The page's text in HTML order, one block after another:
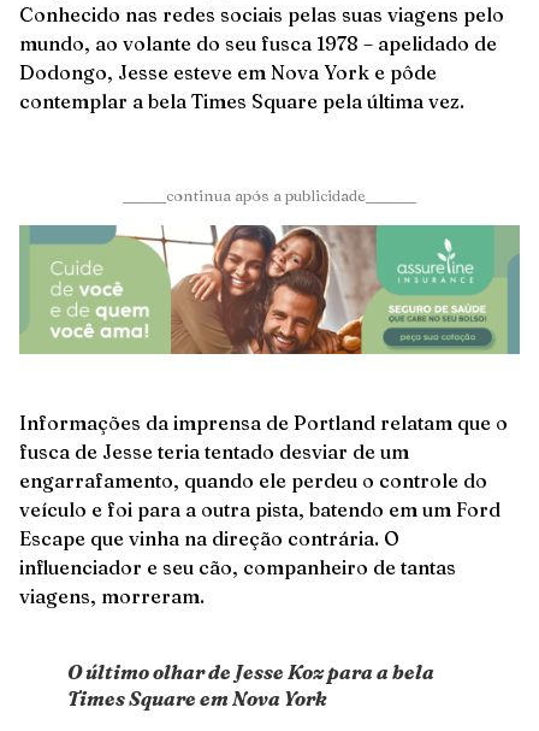
Conhecido nas redes sociais pelas suas viagens pelo
mundo, ao volante do seu fusca 1978 – apelidado de
Dodongo, Jesse esteve em Nova York e pôde
contemplar a bela Times Square pela última vez.
______continua após a publicidade_______
Informações da imprensa de Portland relatam que o
fusca de Jesse teria tentado desviar de um
engarrafamento, quando ele perdeu o controle do
veículo e foi para a outra pista, batendo em um Ford
Escape que vinha na direção contrária. O
influenciador e seu cão, companheiro de tantas
viagens, morreram.
O último olhar de Jesse Koz para a bela
Times Square em Nova York